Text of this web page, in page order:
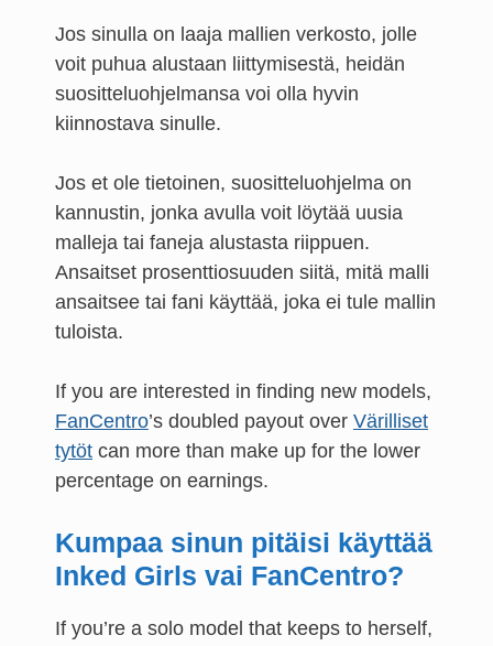
Jos sinulla on laaja mallien verkosto, jolle
voit puhua alustaan liittymisestä, heidän
suositteluohjelmansa voi olla hyvin
kiinnostava sinulle.
Jos et ole tietoinen, suositteluohjelma on
kannustin, jonka avulla voit löytää uusia
malleja tai faneja alustasta riippuen.
Ansaitset prosenttiosuuden siitä, mitä malli
ansaitsee tai fani käyttää, joka ei tule mallin
tuloista.
If you are interested in finding new models,
FanCentro’s doubled payout over Värilliset
tytöt can more than make up for the lower
percentage on earnings.
Kumpaa sinun pitäisi käyttää
Inked Girls vai FanCentro?
If you’re a solo model that keeps to herself,